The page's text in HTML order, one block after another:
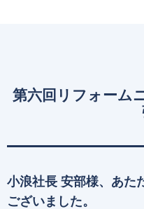
第六回リフォーム
小浪社長 安部様、あた
ございました。